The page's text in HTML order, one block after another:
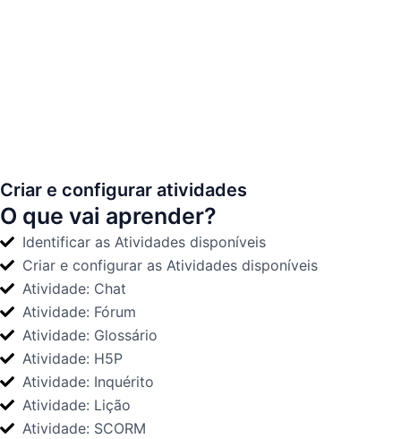
Criar e configurar atividades
O que vai aprender?
Identificar as Atividades disponíveis
Criar e configurar as Atividades disponíveis
Atividade: Chat
Atividade: Fórum
Atividade: Glossário
Atividade: H5P
Atividade: Inquérito
Atividade: Lição
Atividade: SCORM